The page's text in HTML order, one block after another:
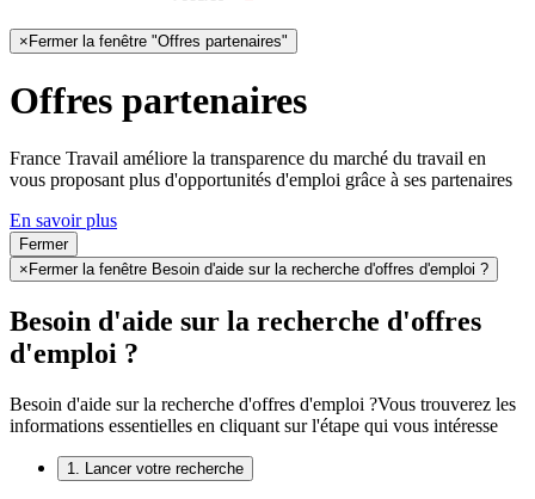
×Fermer la fenêtre "Offres partenaires"
Offres partenaires
France Travail améliore la transparence du marché du travail en
vous proposant plus d'opportunités d'emploi grâce à ses partenaires
En savoir plus
Fermer
× Fermer la fenêtre Besoin d'aide sur la recherche d'offres d'emploi ?
Besoin d'aide sur la recherche d'offres
d'emploi ?
Besoin d'aide sur la recherche d'offres d'emploi ?Vous trouverez les
informations essentielles en cliquant sur l'étape qui vous intéresse
1. Lancer votre recherche